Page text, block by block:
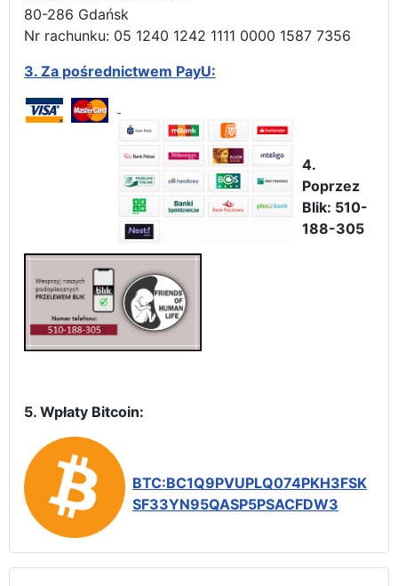
80-286 Gdańsk
Nr rachunku: 05 1240 1242 1111 0000 1587 7356
3. Za pośrednictwem PayU:
4.
Poprzez
Blik: 510-
188-305
5. Wpłaty Bitcoin:
BTC:BC1Q9PVUPLQ074PKH3FSK
SF33YN95QASP5PSACFDW3